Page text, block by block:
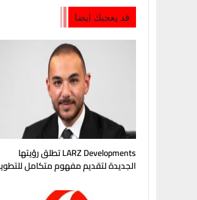
قد يعجبك ايضا
LARZ Developments تطلق رؤيتها
الجديدة لتقديم مفهوم متكامل